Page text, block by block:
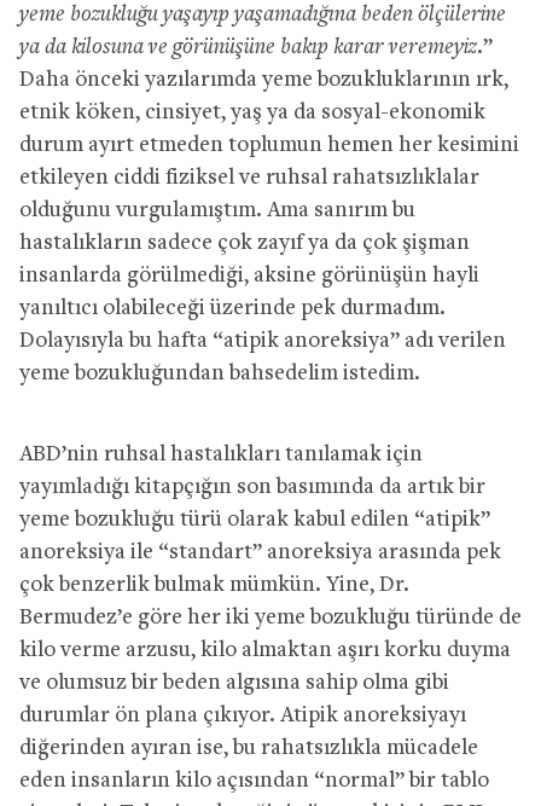
yeme bozukluğu yaşayıp yaşamadığına beden ölçülerine
ya da kilosuna ve görünüşüne bakıp karar veremeyiz.”
Daha önceki yazılarımda yeme bozukluklarının ırk,
etnik köken, cinsiyet, yaş ya da sosyal-ekonomik
durum ayırt etmeden toplumun hemen her kesimini
etkileyen ciddi fiziksel ve ruhsal rahatsızlıklalar
olduğunu vurgulamıştım. Ama sanırım bu
hastalıkların sadece çok zayıf ya da çok şişman
insanlarda görülmediği, aksine görünüşün hayli
yanıltıcı olabileceği üzerinde pek durmadım.
Dolayısıyla bu hafta “atipik anoreksiya” adı verilen
yeme bozukluğundan bahsedelim istedim.
ABD’nin ruhsal hastalıkları tanılamak için
yayımladığı kitapçığın son basımında da artık bir
yeme bozukluğu türü olarak kabul edilen “atipik”
anoreksiya ile “standart” anoreksiya arasında pek
çok benzerlik bulmak mümkün. Yine, Dr.
Bermudez’e göre her iki yeme bozukluğu türünde de
kilo verme arzusu, kilo almaktan aşırı korku duyma
ve olumsuz bir beden algısına sahip olma gibi
durumlar ön plana çıkıyor. Atipik anoreksiyayı
diğerinden ayıran ise, bu rahatsızlıkla mücadele
eden insanların kilo açısından “normal” bir tablo